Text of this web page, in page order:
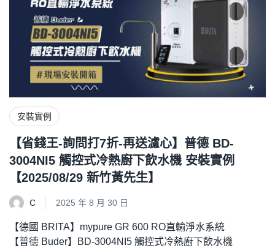
安裝實例
【省錢王-詢問打7折-再送濾心】普德 BD-
3004NI5 觸控式冷熱廚下飲水機 安裝實例
【2025/08/29 新竹黃先生】
C 2025 年 8 月 30 日
【德國 BRITA】mypure GR 600 RO直輸淨水系統
【普德 Buder】BD-3004NI5 觸控式冷熱廚下飲水機